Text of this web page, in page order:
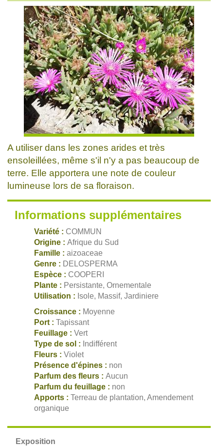
A utiliser dans les zones arides et très
ensoleillées, même s'il n'y a pas beaucoup de
terre. Elle apportera une note de couleur
lumineuse lors de sa floraison.
Informations supplémentaires
Variété : COMMUN
Origine : Afrique du Sud
Famille : aizoaceae
Genre : DELOSPERMA
Espèce : COOPERI
Plante : Persistante, Ornementale
Utilisation : Isole, Massif, Jardiniere
Croissance : Moyenne
Port : Tapissant
Feuillage : Vert
Type de sol : Indifférent
Fleurs : Violet
Présence d'épines : non
Parfum des fleurs : Aucun
Parfum du feuillage : non
Apports : Terreau de plantation, Amendement
organique